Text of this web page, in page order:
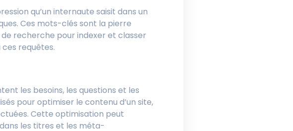
qu’un internaute saisit dans un
Ces mots-clés sont la pierre
recherche pour indexer et classer
requêtes.
les besoins, les questions et les
pour optimiser le contenu d’un site,
Cette optimisation peut
les titres et les méta-